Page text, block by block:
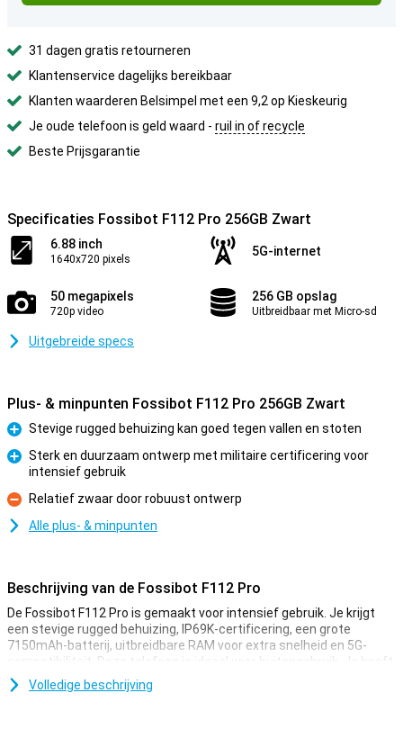
31 dagen gratis retourneren
Klantenservice dagelijks bereikbaar
Klanten waarderen Belsimpel met een 9,2 op Kieskeurig
Je oude telefoon is geld waard - ruil in of recycle
Beste Prijsgarantie
Specificaties Fossibot F112 Pro 256GB Zwart
6.88 inch
1640x720 pixels
5G-internet
50 megapixels
720p video
256 GB opslag
Uitbreidbaar met Micro-sd
Uitgebreide specs
Plus- & minpunten Fossibot F112 Pro 256GB Zwart
Pluspunt
Stevige rugged behuizing kan goed tegen vallen en stoten
Pluspunt
Sterk en duurzaam ontwerp met militaire certificering voor
intensief gebruik
Minpunt
Relatief zwaar door robuust ontwerp
Alle plus- & minpunten
Beschrijving van de Fossibot F112 Pro
De Fossibot F112 Pro is gemaakt voor intensief gebruik. Je krijgt
een stevige rugged behuizing, IP69K-certificering, een grote
7150mAh-batterij, uitbreidbare RAM voor extra snelheid en 5G-
compatibiliteit. Deze telefoon is ideaal voor buitengebruik. Je hoeft
je geen zorgen te maken over stoten, water of prestaties, want
deze smartphone blijft betrouwbaar onder zware omstandigheden.
Volledige beschrijving